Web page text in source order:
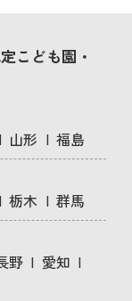
こども園・
山形
福島
栃木
群馬
野
愛知